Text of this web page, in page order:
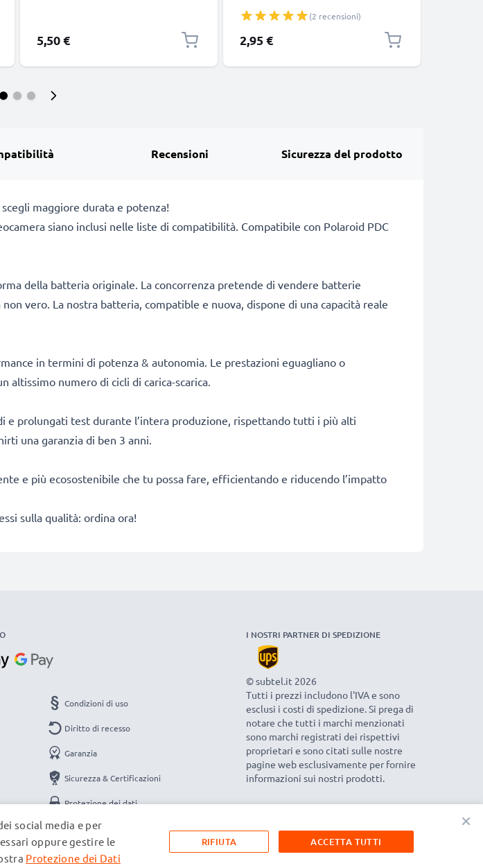
5,50 €
Samsung Galaxy S25 Ultra, S25
Google Pixel 10, 9a, 10 Pro, 10 Pro
XL Xiaomi 15 Ultra, Redmi Note 14
(2 recensioni)
2,95 €
Recensioni Sicurezza del prodotto
maggiore durata e potenza!
siano inclusi nelle liste di compatibilità. Compatibile con Polaroid PDC
della batteria originale. La concorrenza pretende di vendere batterie
vero. La nostra batteria, compatible e nuova, dispone di una capacità reale
in termini di potenza & autonomia. Le prestazioni eguagliano o
altissimo numero di cicli di carica-scarica.
e prolungati test durante l’intera produzione, rispettando tutti i più alti
una garanzia di ben 3 anni.
e più ecosostenibile che tu possa fare, efficientando e riducendo l’impatto
sulla qualità: ordina ora!
Condizioni di uso
Diritto di recesso
Garanzia
Sicurezza & Certificazioni
Protezione dei dati
Note legali
I NOSTRI PARTNER DI SPEDIZIONE
© subtel.it 2026
Tutti i prezzi includono l'IVA e sono
esclusi i costi di spedizione. Si prega di
notare che tutti i marchi menzionati
sono marchi registrati dei rispettivi
proprietari e sono citati sulle nostre
pagine web esclusivamente per fornire
informazioni sui nostri prodotti.
×
social media e per
oppure gestire le
Protezione dei Dati
ACCETTA TUTTI
RIFIUTA